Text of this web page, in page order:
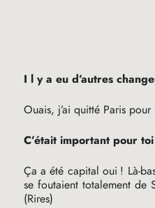
I l y a eu d’autres
Ouais, j’ai quitté Paris
C’était important pour
Ça a été capital oui ! Là-
se foutaient totalement de
(Rires)